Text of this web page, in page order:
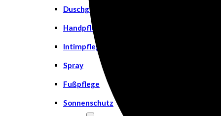
Duschgel
Handpflege
Intimpflege
Spray
Fußpflege
Sonnenschutz